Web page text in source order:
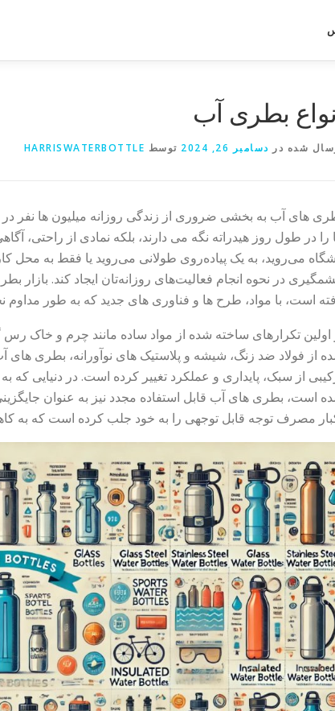
بطری آب
شده در دسامبر 26, 2024 توسط HARRISWATERBOTTLE
های آب به بخشی ضروری از زندگی روزانه میلیون ها نفر
را در طول روز هیدراته نگه می دارند، بلکه نمادی از
می‌روید، به یک پیاده‌روی طولانی می‌روید یا فقط به محل
در نحوه انجام فعالیت‌های روزانه‌تان ایجاد کند.
است، با مواد، طرح ها و فناوری های جدید که به طور
اولین تکرارهای ساخته شده از مواد ساده مانند چرم و خاک
از فولاد ضد زنگ، شیشه و پلاستیک های نوآورانه، بطری های
از سبک، پایداری و عملکرد تغییر کرده است. در دنیایی
است، بطری های آب قابل استفاده مجدد نیز به عنوان
مصرف توجه قابل توجهی را به خود جلب کرده است که به